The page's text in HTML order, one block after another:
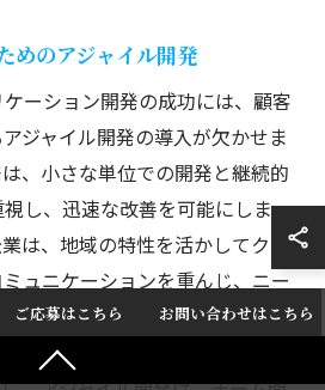
めのアジャイル開発
ーション開発の成功には、顧客
ジャイル開発の導入が欠かせま
、小さな単位での開発と継続的
し、迅速な改善を可能にしま
は、地域の特性を活かしてクラ
ュニケーションを重んじ、ニー
ています。これにより、ユーザ
上と市場への迅速な製品投入が
ご応募はこちら お問い合わせはこちら